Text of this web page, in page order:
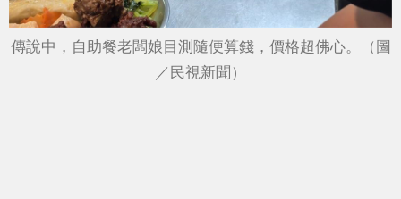
傳說中，自助餐老闆娘目測隨便算錢，價格超佛心。（圖
／民視新聞）